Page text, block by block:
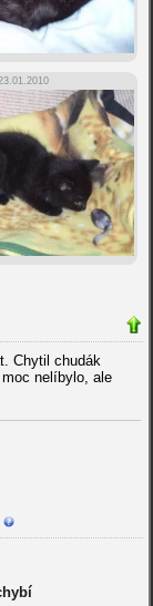
Chytil chudák
nelíbylo, ale